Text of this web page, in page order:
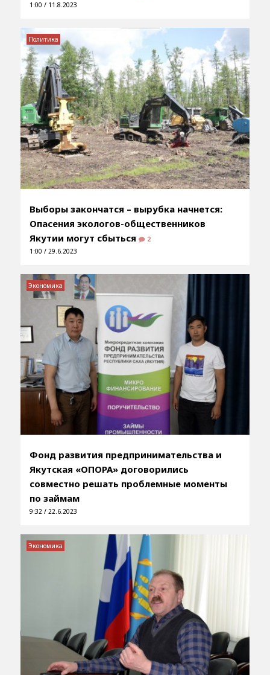
1:00 / 11.8.2023
Выборы закончатся – вырубка начнется:
Опасения экологов-общественников
Якутии могут сбыться
2
1:00 / 29.6.2023
Политика
Фонд развития предпринимательства и
Якутская «ОПОРА» договорились
совместно решать проблемные моменты
по займам
9:32 / 22.6.2023
Экономика
Экономика